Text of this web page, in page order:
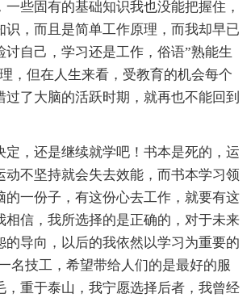
些固有的基础知识我也没能把握住，
识，而且是简单工作原理，而我却早已
讨自己，学习还是工作，俗语”熟能生
，但在人生来看，受教育的机会每个
过了大脑的活跃时期，就再也不能回到
定，还是继续就学吧！书本是死的，运
动不坚持就会失去效能，而书本学习领
的一份子，有这份心去工作，就要有这
相信，我所选择的是正确的，对于未来
的导向，以后的我依然以学习为重要的
名技工，希望带给人们的是最好的服
，重于泰山，我宁愿选择后者，我曾经